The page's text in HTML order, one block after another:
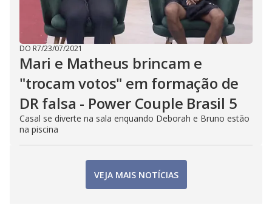
DO R7/23/07/2021
Mari e Matheus brincam e
"trocam votos" em formação de
DR falsa - Power Couple Brasil 5
Casal se diverte na sala enquando Deborah e Bruno estão
na piscina
VEJA MAIS NOTÍCIAS